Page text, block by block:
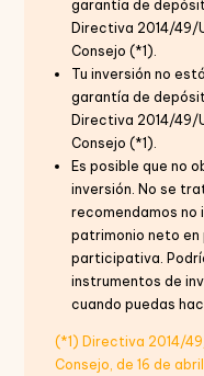
garantía de
Directiva 2014/49/
Consejo (*1).
Tu inversión no
garantía de
Directiva 2014/49/
Consejo (*1).
Es posible que no
inversión. No se
recomendamos no
patrimonio neto
participativa.
instrumentos de
cuando puedas
(*1) Directiva 2014/
Consejo, de 16 de